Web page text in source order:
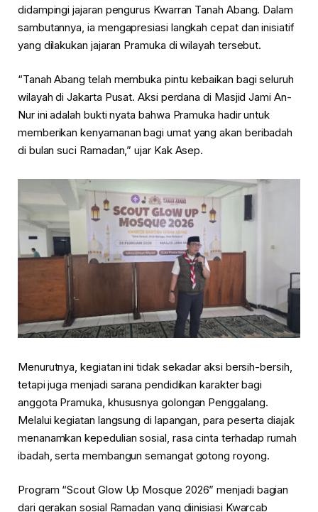
didampingi jajaran pengurus Kwarran Tanah Abang. Dalam
sambutannya, ia mengapresiasi langkah cepat dan inisiatif
yang dilakukan jajaran Pramuka di wilayah tersebut.
“Tanah Abang telah membuka pintu kebaikan bagi seluruh
wilayah di Jakarta Pusat. Aksi perdana di Masjid Jami An-
Nur ini adalah bukti nyata bahwa Pramuka hadir untuk
memberikan kenyamanan bagi umat yang akan beribadah
di bulan suci Ramadan,” ujar Kak Asep.
Menurutnya, kegiatan ini tidak sekadar aksi bersih-bersih,
tetapi juga menjadi sarana pendidikan karakter bagi
anggota Pramuka, khususnya golongan Penggalang.
Melalui kegiatan langsung di lapangan, para peserta diajak
menanamkan kepedulian sosial, rasa cinta terhadap rumah
ibadah, serta membangun semangat gotong royong.
Program “Scout Glow Up Mosque 2026” menjadi bagian
dari gerakan sosial Ramadan yang diinisiasi Kwarcab